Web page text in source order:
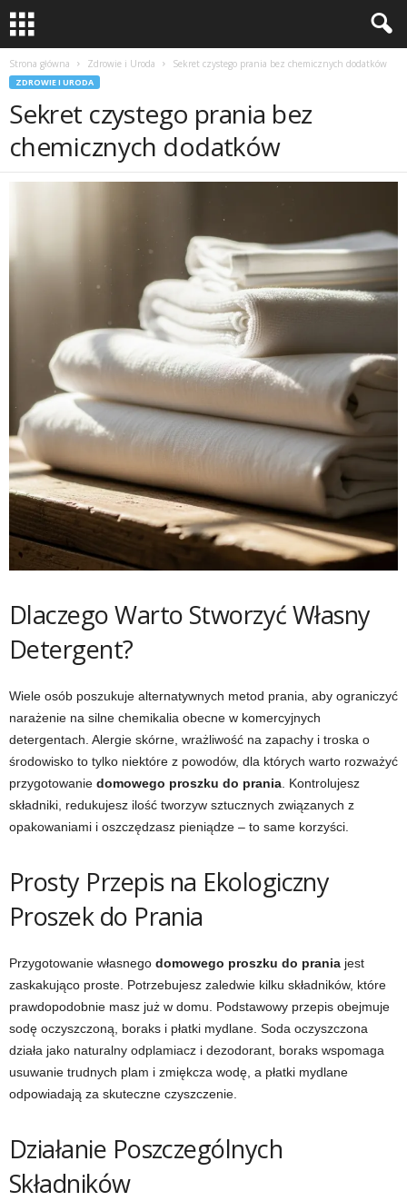
Strona główna Zdrowie i Uroda Sekret czystego prania bez chemicznych dodatków
ZDROWIE I URODA
Sekret czystego prania bez
chemicznych dodatków
Dlaczego Warto Stworzyć Własny
Detergent?
Wiele osób poszukuje alternatywnych metod prania, aby ograniczyć
narażenie na silne chemikalia obecne w komercyjnych
detergentach. Alergie skórne, wrażliwość na zapachy i troska o
środowisko to tylko niektóre z powodów, dla których warto rozważyć
przygotowanie domowego proszku do prania . Kontrolujesz
składniki, redukujesz ilość tworzyw sztucznych związanych z
opakowaniami i oszczędzasz pieniądze – to same korzyści.
Prosty Przepis na Ekologiczny
Proszek do Prania
Przygotowanie własnego domowego proszku do prania jest
zaskakująco proste. Potrzebujesz zaledwie kilku składników, które
prawdopodobnie masz już w domu. Podstawowy przepis obejmuje
sodę oczyszczoną, boraks i płatki mydlane. Soda oczyszczona
działa jako naturalny odplamiacz i dezodorant, boraks wspomaga
usuwanie trudnych plam i zmiękcza wodę, a płatki mydlane
odpowiadają za skuteczne czyszczenie.
Działanie Poszczególnych
Składników